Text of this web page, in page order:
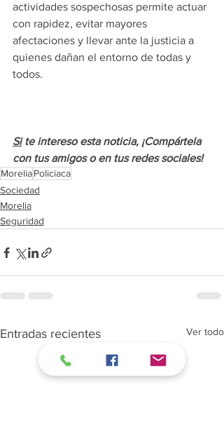
actividades sospechosas permite actuar
con rapidez, evitar mayores
afectaciones y llevar ante la justicia a
quienes dañan el entorno de todas y
todos.
Si te intereso esta noticia, ¡Compártela
con tus amigos o en tus redes sociales!
MoreliaPoliciaca
Sociedad
Morelia
Seguridad
Entradas recientes Ver todo